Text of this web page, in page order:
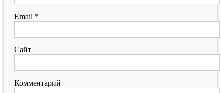
Email *
Сайт
Комментарий